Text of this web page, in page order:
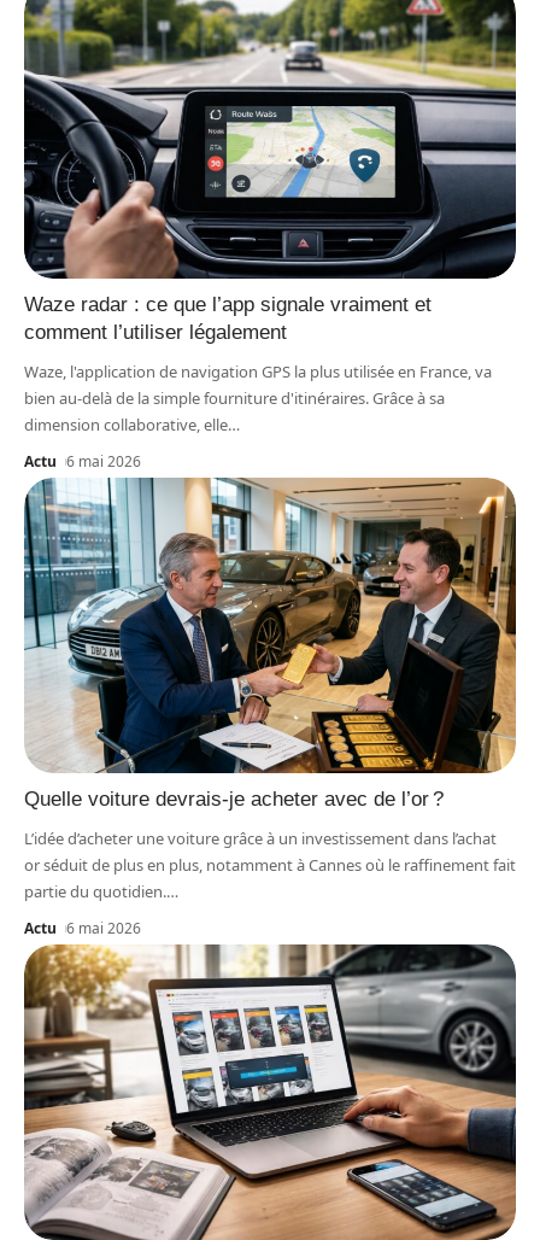
Waze radar : ce que l’app signale vraiment et
comment l’utiliser légalement
Waze, l'application de navigation GPS la plus utilisée en France, va
bien au-delà de la simple fourniture d'itinéraires. Grâce à sa
dimension collaborative, elle…
Actu 6 mai 2026
Quelle voiture devrais-je acheter avec de l’or ?
L’idée d’acheter une voiture grâce à un investissement dans l’achat
or séduit de plus en plus, notamment à Cannes où le raffinement fait
partie du quotidien.…
Actu 6 mai 2026